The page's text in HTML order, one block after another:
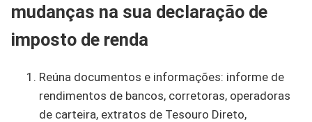
mudanças na sua declaração de
imposto de renda
Reúna documentos e informações: informe de
rendimentos de bancos, corretoras, operadoras
de carteira, extratos de Tesouro Direto,